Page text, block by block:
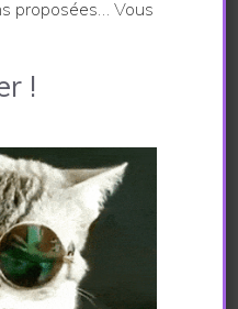
Du
Pour Vous
proposées… Vous
!